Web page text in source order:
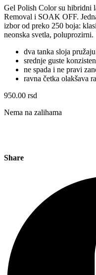
Gel Polish Color su hibridni
Removal i SOAK OFF.
izbor od preko 250 boja:
neonska svetla, poluprozirni.
dva tanka sloja
srednje guste
ne spada i ne pravi
ravna četka olakšava
950.00 rsd
Nema na zalihama
Share